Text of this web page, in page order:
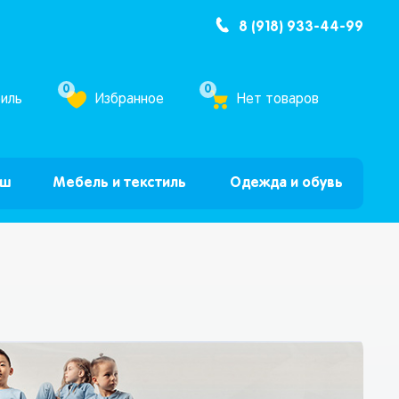
8 (918) 933-44-99
0
Избранное
0
Нет товаров
Мебель и текстиль Одежда и обувь